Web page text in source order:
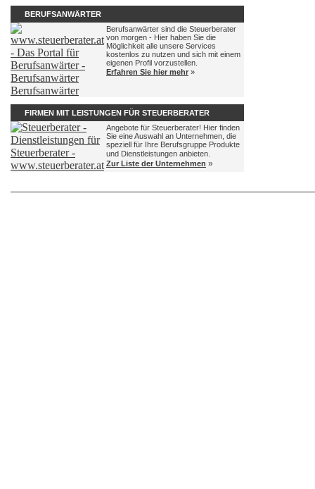
BERUFSANWÄRTER
Berufsanwärter sind die Steuerberater
von morgen - Hier haben Sie die
Möglichkeit alle unsere Services
kostenlos zu nutzen und sich mit einem
eigenen Profil vorzustellen.
Erfahren Sie hier mehr »
FIRMEN MIT LEISTUNGEN FÜR STEUERBERATER
Angebote für Steuerberater! Hier finden
Sie eine Auswahl an Unternehmen, die
speziell für Ihre Berufsgruppe Produkte
und Dienstleistungen anbieten.
Zur Liste der Unternehmen »